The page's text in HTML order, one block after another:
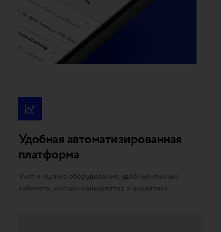
Удобная автоматизированная
платформа
Учет и оценка оборудования, удобные личные
кабинеты, онлайн-калькулятор и аналитика